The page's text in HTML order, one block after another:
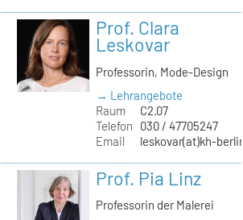
Prof. Clara
Leskovar
Professorin, Mode-Design
→ Lehrangebote
Raum
C2.07
Telefon
030 / 47705247
Email
leskovar(at)kh-
Prof. Pia Linz
Professorin der Malerei